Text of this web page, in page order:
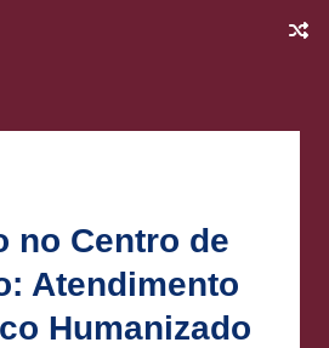
no Centro de
Atendimento
Humanizado